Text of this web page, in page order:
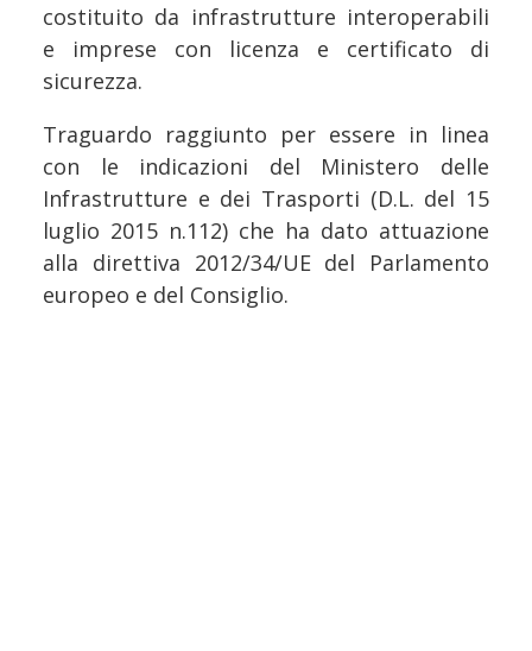
costituito da infrastrutture interoperabili
e imprese con licenza e certificato di
sicurezza.
Traguardo raggiunto per essere in linea
con le indicazioni del Ministero delle
Infrastrutture e dei Trasporti (D.L. del 15
luglio 2015 n.112) che ha dato attuazione
alla direttiva 2012/34/UE del Parlamento
europeo e del Consiglio.